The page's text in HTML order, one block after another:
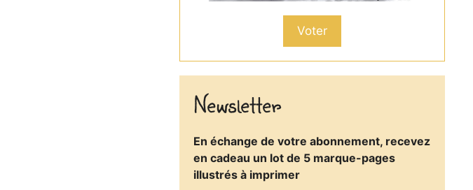
Voter
Newsletter
En échange de votre abonnement, recevez
en cadeau un lot de 5 marque-pages
illustrés à imprimer